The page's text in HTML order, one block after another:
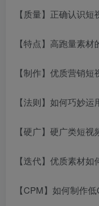
【质量】正确认识
【特点】高跑量素材
【制作】优质营销
【法则】如何巧妙
【硬广】硬广类短视
【迭代】优质素材
【CPM】如何制作